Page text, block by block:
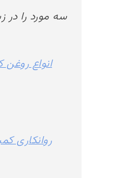
سه مورد را در
انواع
روانکاری